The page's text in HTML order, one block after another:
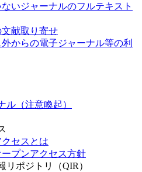
いジャーナルのフルテキスト
献取り寄せ
からの電子ジャーナル等の利
ル（注意喚起）
セスとは
プンアクセス方針
リポジトリ（QIR）